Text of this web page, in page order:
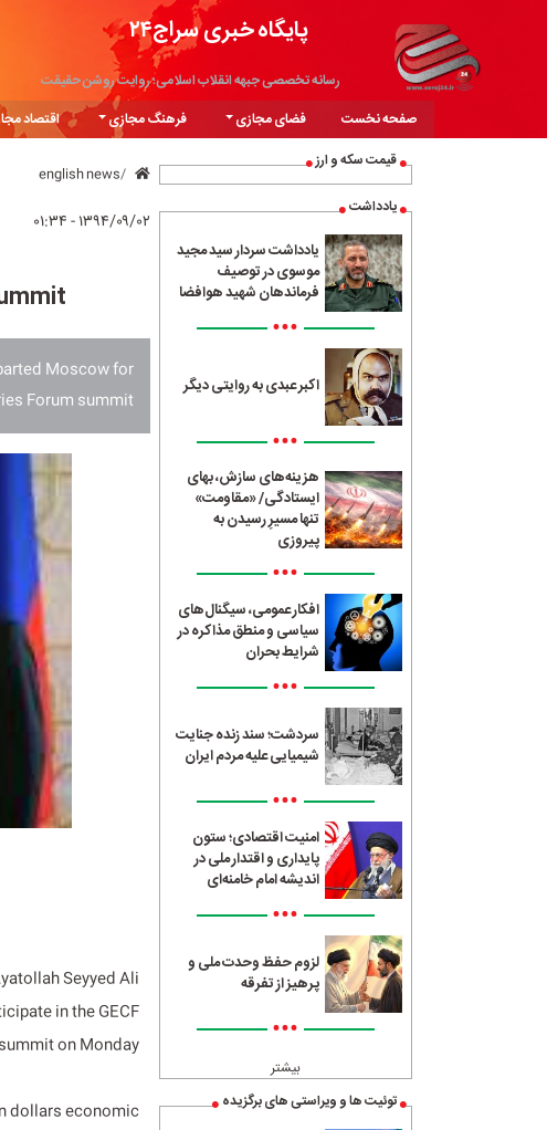
پایگاه خبری سراج۲۴
رسانه تخصصی جبهه انقلاب اسلامی؛ روایت روشن حقیقت
صفحه نخست فضای مجازی فرهنگ مجازی اقتصاد
قیمت سکه و ارز
یادداشت
یادداشت سردار سید مجید
موسوی در توصیف
فرماندهان شهید هوافضا
•••
اکبر عبدی به روایتی دیگر
•••
هزینه‌های سازش، بهای
ایستادگی/ «مقاومت»
تنها مسیرِ رسیدن به
پیروزی
•••
افکار عمومی، سیگنال‌های
سیاسی و منطق مذاکره در
شرایط بحران
•••
سردشت؛ سند زنده جنایت
شیمیایی علیه مردم ایران
•••
امنیت اقتصادی؛ ستون
پایداری و اقتدار ملی در
اندیشه امام خامنه‌ای
•••
لزوم حفظ وحدت ملی و
پرهیز از تفرقه
•••
بیشتر
توئیت ها و ویراستی های برگزیده
english news
۱۳۹۴/۰۹/۰۲ - ۰۱:۳۴
Moscow for
Forum summit.
Seyyed Ali
in the GECF
summit on Monday.
dollars economic